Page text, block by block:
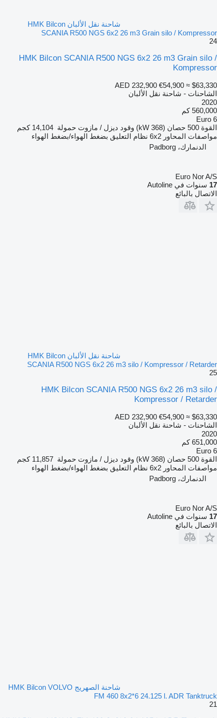
شاحنة نقل الألبان HMK Bilcon
SCANIA R500 NGS 6x2 26 m3 Grain silo / Kompressor
24
HMK Bilcon SCANIA R500 NGS 6x2 26 m3 Grain silo /
Kompressor
AED 232,900 €54,900 ≈ $63,330
الشاحنات - شاحنة نقل الألبان
2020
560,000 كم
Euro 6
القوة 500 حصان (368 kW) وقود ديزل / مازوت حمولة 14,104 كجم
مواصفات المحاور 6x2 نظام التعليق بضغط الهواء/بضغط الهواء
الدنمارك، Padborg
Euro Nor A/S
17 سنوات في Autoline
الاتصال بالبائع
شاحنة نقل الألبان HMK Bilcon
SCANIA R500 NGS 6x2 26 m3 silo / Kompressor / Retarder
25
HMK Bilcon SCANIA R500 NGS 6x2 26 m3 silo /
Kompressor / Retarder
AED 232,900 €54,900 ≈ $63,330
الشاحنات - شاحنة نقل الألبان
2020
651,000 كم
Euro 6
القوة 500 حصان (368 kW) وقود ديزل / مازوت حمولة 11,857 كجم
مواصفات المحاور 6x2 نظام التعليق بضغط الهواء/بضغط الهواء
الدنمارك، Padborg
Euro Nor A/S
17 سنوات في Autoline
الاتصال بالبائع
شاحنة الصهريج HMK Bilcon VOLVO
FM 460 8x2*6 24.125 l. ADR Tanktruck
21